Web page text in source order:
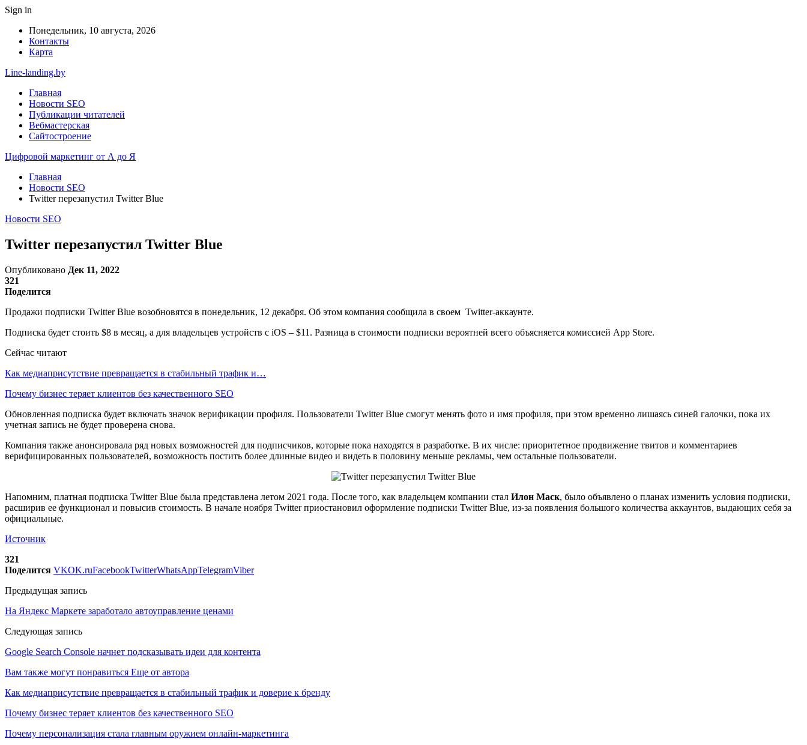
Sign in
Понедельник, 10 августа, 2026
Контакты
Карта
Line-landing.by
Главная
Новости SEO
Публикации читателей
Вебмастерская
Сайтостроение
Цифровой маркетинг от А до Я
Главная
Новости SEO
Twitter перезапустил Twitter Blue
Новости SEO
Twitter перезапустил Twitter Blue
Опубликовано Дек 11, 2022
321
Поделится
Продажи подписки Twitter Blue возобновятся в понедельник, 12 декабря. Об этом компания сообщила в своем Twitter-аккаунте.
Подписка будет стоить $8 в месяц, а для владельцев устройств с iOS – $11. Разница в стоимости подписки вероятней всего объясняется комиссией App Store.
Сейчас читают
Как медиаприсутствие превращается в стабильный трафик и…
Почему бизнес теряет клиентов без качественного SEO
Обновленная подписка будет включать значок верификации профиля. Пользователи Twitter Blue смогут менять фото и имя профиля, при этом временно лишаясь синей галочки, пока их
учетная запись не будет проверена снова.
Компания также анонсировала ряд новых возможностей для подписчиков, которые пока находятся в разработке. В их числе: приоритетное продвижение твитов и комментариев
верифицированных пользователей, возможность постить более длинные видео и видеть в половину меньше рекламы, чем остальные пользователи.
Напомним, платная подписка Twitter Blue была представлена летом 2021 года. После того, как владельцем компании стал Илон Маск, было объявлено о планах изменить условия подписки,
расширив ее функционал и повысив стоимость. В начале ноября Twitter приостановил оформление подписки Twitter Blue, из-за появления большого количества аккаунтов, выдающих себя за
официальные.
Источник
321
Поделится VKOK.ruFacebookTwitterWhatsAppTelegramViber
Предыдущая запись
На Яндекс Маркете заработало автоуправление ценами
Следующая запись
Google Search Console начнет подсказывать идеи для контента
Вам также могут понравиться Еще от автора
Как медиаприсутствие превращается в стабильный трафик и доверие к бренду
Почему бизнес теряет клиентов без качественного SEO
Почему персонализация стала главным оружием онлайн-маркетинга